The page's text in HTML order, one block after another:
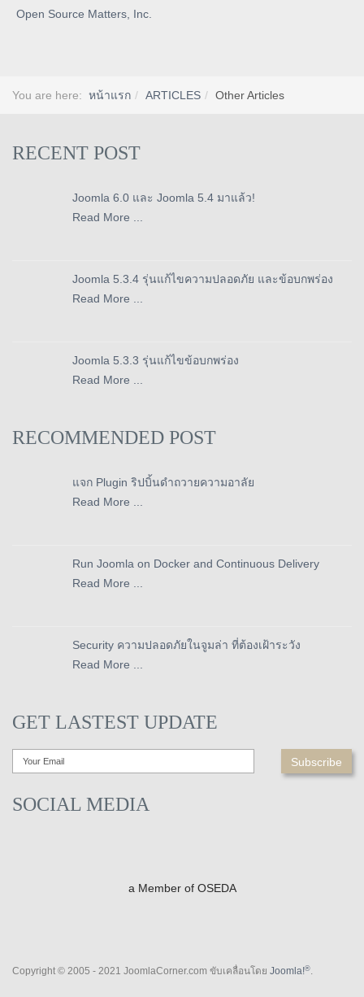
Open Source Matters, Inc.
You are here: หน้าแรก ARTICLES Other Articles
RECENT POST
Joomla 6.0 และ Joomla 5.4 มาแล้ว!
Read More ...
Joomla 5.3.4 รุ่นแก้ไขความปลอดภัย และข้อบกพร่อง
Read More ...
Joomla 5.3.3 รุ่นแก้ไขข้อบกพร่อง
Read More ...
RECOMMENDED POST
แจก Plugin ริปบิ้นดำถวายความอาลัย
Read More ...
Run Joomla on Docker and Continuous Delivery
Read More ...
Security ความปลอดภัยในจูมล่า ที่ต้องเฝ้าระวัง
Read More ...
GET LASTEST UPDATE
SOCIAL MEDIA
a Member of OSEDA
Copyright © 2005 - 2021 JoomlaCorner.com ขับเคลื่อนโดย Joomla!®.